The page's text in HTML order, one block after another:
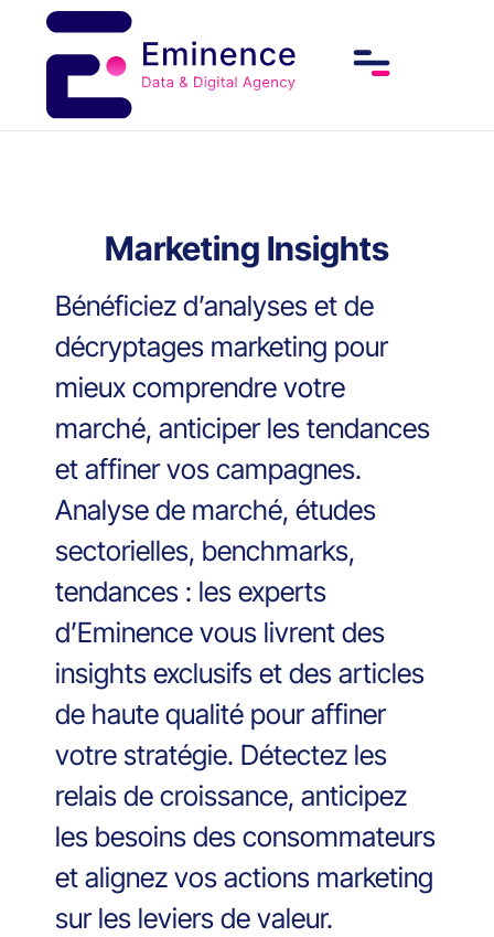
Marketing Insights
Bénéficiez d’analyses et de
décryptages marketing pour
mieux comprendre votre
marché, anticiper les tendances
et affiner vos campagnes.
Analyse de marché, études
sectorielles, benchmarks,
tendances : les experts
d’Eminence vous livrent des
insights exclusifs et des articles
de haute qualité pour affiner
votre stratégie. Détectez les
relais de croissance, anticipez
les besoins des consommateurs
et alignez vos actions marketing
sur les leviers de valeur.